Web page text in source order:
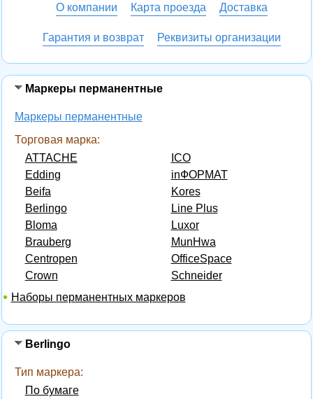
Маркеры перманентные
Маркеры перманентные
Торговая марка:
ATTACHE
Edding
Beifa
Berlingo
Bloma
Brauberg
Centropen
Crown
ICO
inФОРМАТ
Kores
Line Plus
Luxor
MunHwa
OfficeSpace
Schneider
Наборы перманентных маркеров
Berlingo
Тип маркера:
По бумаге
О компании Карта проезда Доставка
Гарантия и возврат Реквизиты организации